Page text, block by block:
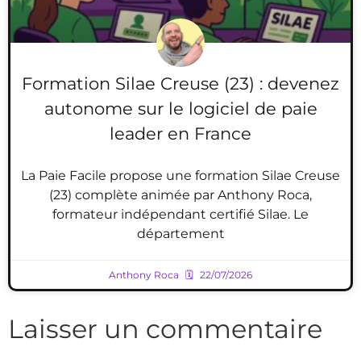
Formation Silae Creuse (23) : devenez
autonome sur le logiciel de paie
leader en France
La Paie Facile propose une formation Silae Creuse
(23) complète animée par Anthony Roca,
formateur indépendant certifié Silae. Le
département
Anthony Roca 22/07/2026
Laisser un commentaire